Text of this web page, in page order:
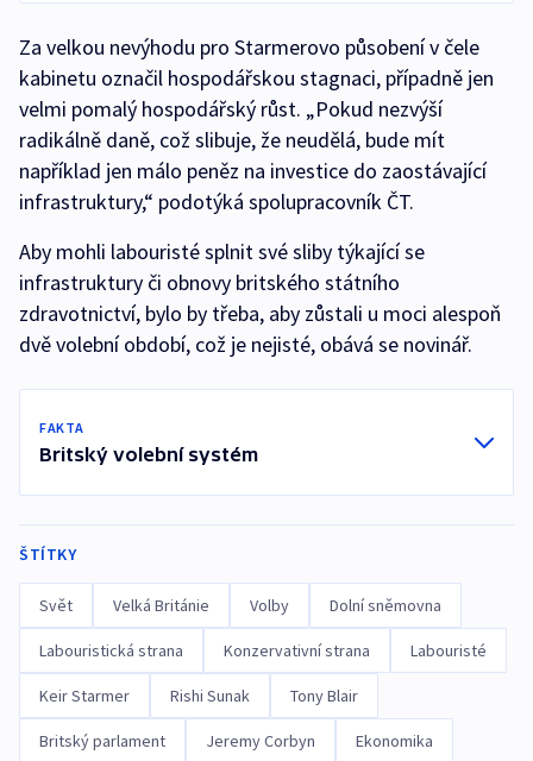
Za velkou nevýhodu pro Starmerovo působení v čele
kabinetu označil hospodářskou stagnaci, případně jen
velmi pomalý hospodářský růst. „Pokud nezvýší
radikálně daně, což slibuje, že neudělá, bude mít
například jen málo peněz na investice do zaostávající
infrastruktury,“ podotýká spolupracovník ČT.
Aby mohli labouristé splnit své sliby týkající se
infrastruktury či obnovy britského státního
zdravotnictví, bylo by třeba, aby zůstali u moci alespoň
dvě volební období, což je nejisté, obává se novinář.
FAKTA
Britský volební systém
ŠTÍTKY
Svět Velká Británie Volby Dolní sněmovna
Labouristická strana Konzervativní strana Labouristé
Keir Starmer Rishi Sunak Tony Blair
Britský parlament Jeremy Corbyn Ekonomika